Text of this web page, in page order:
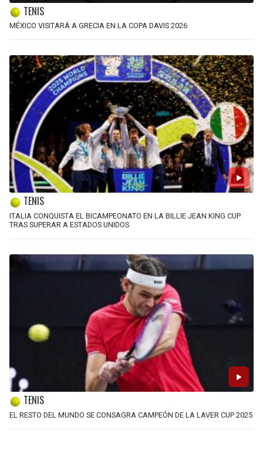
TENIS
MÉXICO VISITARÁ A GRECIA EN LA COPA DAVIS 2026
TENIS
ITALIA CONQUISTA EL BICAMPEONATO EN LA BILLIE JEAN KING CUP
TRAS SUPERAR A ESTADOS UNIDOS
TENIS
EL RESTO DEL MUNDO SE CONSAGRA CAMPEÓN DE LA LAVER CUP 2025